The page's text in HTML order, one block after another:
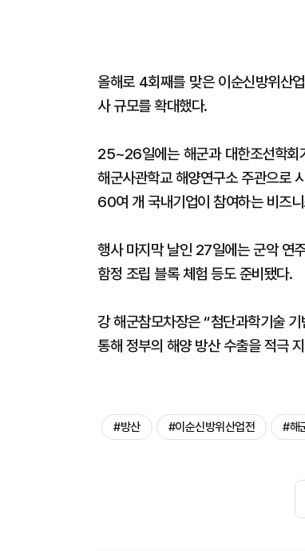
올해로 4회째를 맞은 이순신방위산
사 규모를 확대했다.
25~26일에는 해군과 대한조선학회
해군사관학교 해양연구소 주관으로
60여 개 국내기업이 참여하는 비즈
행사 마지막 날인 27일에는 군악 연
함정 조립 블록 체험 등도 준비됐다.
강 해군참모차장은 “첨단과학기술
통해 정부의 해양 방산 수출을 적극
#방산 #이순신방위산업전 #해